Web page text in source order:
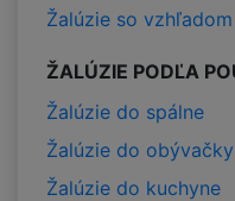
Žalúzie so
ŽALÚZIE PODĽA
Žalúzie do spálne
Žalúzie do obývačky
Žalúzie do kuchyne